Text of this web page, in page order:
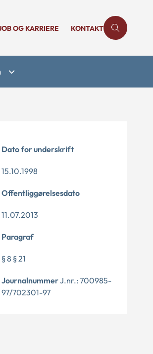
OG KARRIERE KONTAKT
Dato for underskrift
15.10.1998
Offentliggørelsesdato
11.07.2013
Paragraf
§ 8 § 21
JournalnummerJ.nr.: 700985-
97/702301-97